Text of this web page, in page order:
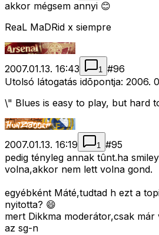
akkor mégsem annyi 😊
ReaL MaDRid x siempre
2007.01.13. 16:43 1 #96
Utolsó látogatás idõpontja: 2006.
\" Blues is easy to play, but hard
2007.01.13. 16:19 1 #95
pedig tényleg annak tûnt.ha
volna,akkor nem lett volna gond.
egyébként Máté,tudtad h ezt a
nyitotta? 😄
mert Dikkma moderátor,csak
az sg-n